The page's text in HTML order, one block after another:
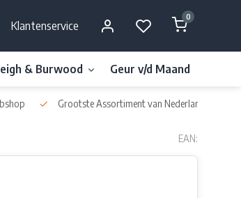
Klantenservice
0
& Burwood Geur v/d Maand
Grootste Assortiment van Nederland & België
EAN: